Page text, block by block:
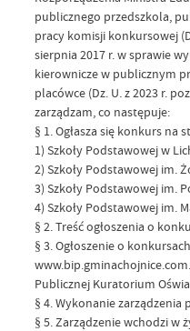
publicznego przedszkola,
pracy komisji konkursowej
sierpnia 2017 r. w sprawie
kierownicze w publicznym
placówce (Dz. U. z 2023 r.
zarządzam, co następuje:
§ 1. Ogłasza się konkurs
1) Szkoły Podstawowej w
2) Szkoły Podstawowej im.
3) Szkoły Podstawowej im.
4) Szkoły Podstawowej im.
§ 2. Treść ogłoszenia o
§ 3. Ogłoszenie o
Publicznej Kuratorium
§ 4. Wykonanie
§ 5. Zarządzenie wchodzi w